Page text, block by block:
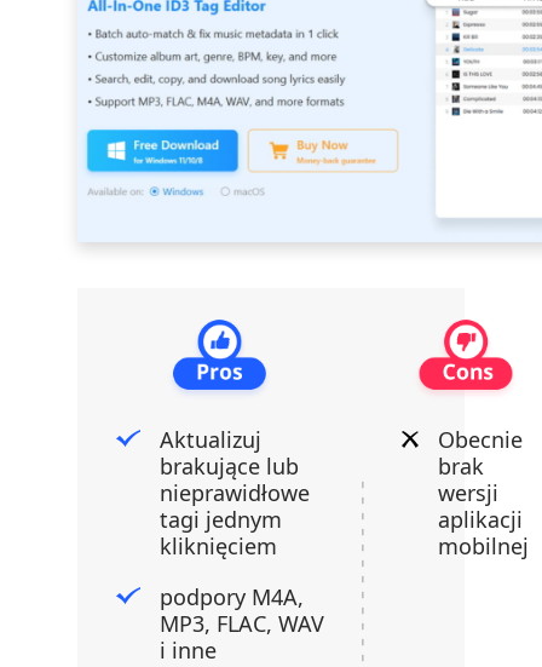
Aktualizuj
brakujące lub
nieprawidłowe
tagi jednym
kliknięciem
podpory M4A,
MP3, FLAC, WAV
i inne
Obecnie
brak
wersji
aplikacji
mobilnej